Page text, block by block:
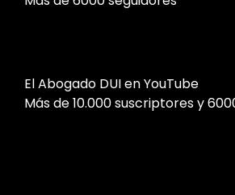
El Abogado DUI en YouTube
Más de 10.000 suscriptores y